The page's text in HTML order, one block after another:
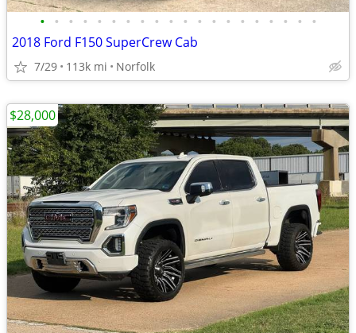
• • • • • • • • • • • • • • • • • • • •
2018 Ford F150 SuperCrew Cab
7/29 113k mi Norfolk
$28,000